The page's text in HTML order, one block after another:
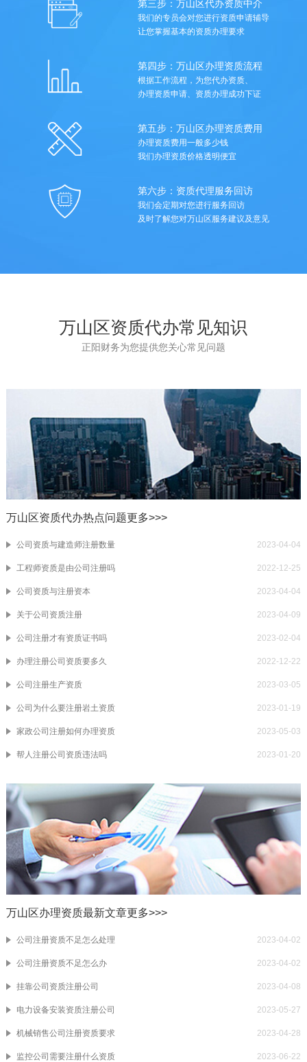
第三步：万山区代办资质中介
我们的专员会对您进行资质申请辅导
让您掌握基本的资质办理要求
第四步：万山区办理资质流程
根据工作流程，为您代办资质、
办理资质申请、资质办理成功下证
第五步：万山区办理资质费用
办理资质费用一般多少钱
我们办理资质价格透明便宜
第六步：资质代理服务回访
我们会定期对您进行服务回访
及时了解您对万山区服务建议及意见
万山区资质代办常见知识
正阳财务为您提供您关心常见问题
万山区资质代办热点问题更多>>>
公司资质与建造师注册数量 2023-04-04
工程师资质是由公司注册吗 2022-12-25
公司资质与注册资本 2023-04-04
关于公司资质注册 2023-04-09
公司注册才有资质证书吗 2023-02-04
办理注册公司资质要多久 2022-12-22
公司注册生产资质 2023-03-05
公司为什么要注册岩土资质 2023-01-19
家政公司注册如何办理资质 2023-05-03
帮人注册公司资质违法吗 2023-01-20
万山区办理资质最新文章更多>>>
公司注册资质不足怎么处理 2023-04-02
公司注册资质不足怎么办 2023-04-02
挂靠公司资质注册公司 2023-04-08
电力设备安装资质注册公司 2023-05-27
机械销售公司注册资质要求 2023-04-28
监控公司需要注册什么资质 2023-06-22